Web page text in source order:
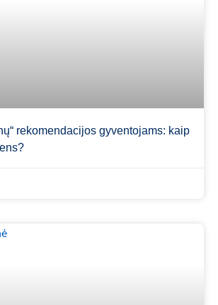
rekomendacijos gyventojams: kaip